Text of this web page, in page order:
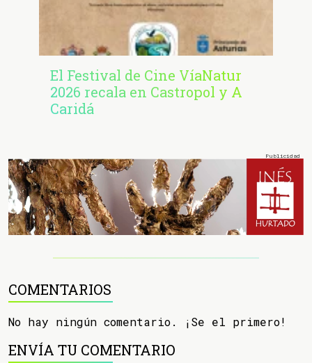
El Festival de Cine VíaNatur
2026 recala en Castropol y A
Caridá
COMENTARIOS
No hay ningún comentario. ¡Se el primero!
ENVÍA TU COMENTARIO